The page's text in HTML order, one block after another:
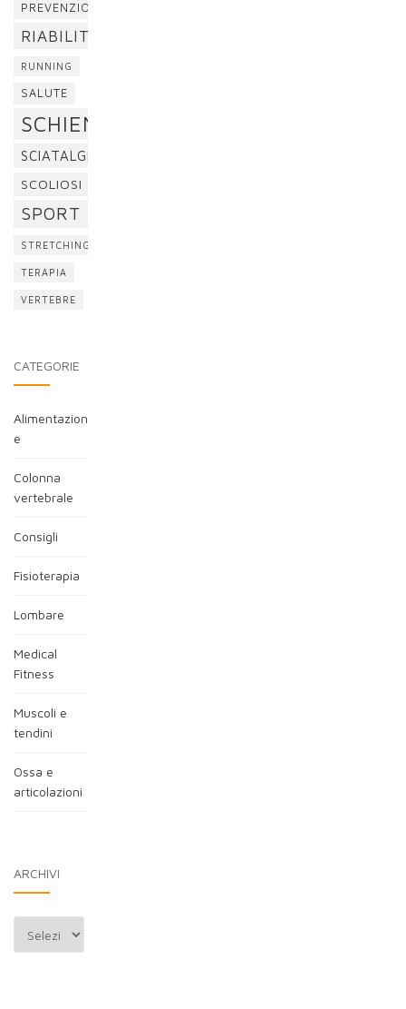
PREVENZIONE
RIABILITAZIONE
RUNNING
SALUTE
SCHIENA
SCIATALGIA
SCOLIOSI
SPORT
STRETCHING
TERAPIA
VERTEBRE
CATEGORIE
Alimentazion
e
Colonna
vertebrale
Consigli
Fisioterapia
Lombare
Medical
Fitness
Muscoli e
tendini
Ossa e
articolazioni
ARCHIVI
Archivi